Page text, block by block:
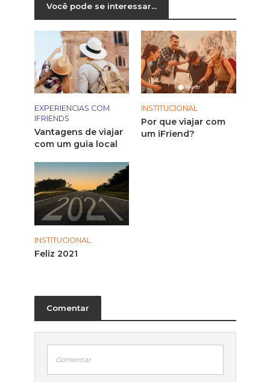
Você pode se interessar...
EXPERIENCIAS COM
IFRIENDS
Vantagens de viajar
com um guia local
INSTITUCIONAL
Por que viajar com
um iFriend?
INSTITUCIONAL
Feliz 2021
Comentar
Comentar